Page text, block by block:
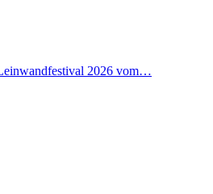
2026 vom…